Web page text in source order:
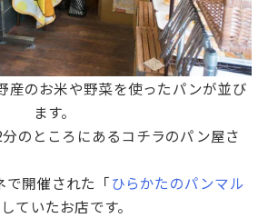
産のお米や野菜を使ったパンが並び
ます。
のところにあるコチラのパン屋さ
で開催された「ひらかたのパンマル
ていたお店です。